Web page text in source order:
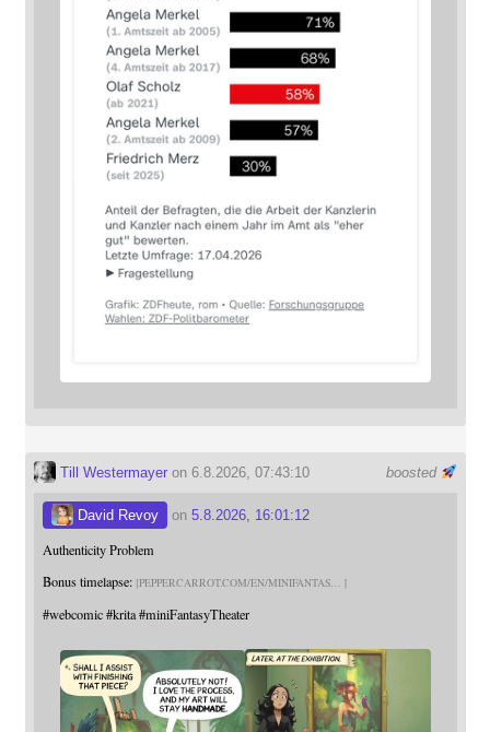
boosted
Till Westermayeron 6.8.2026, 07:43:10
David Revoy on 5.8.2026, 16:01:12
Authenticity Problem
Bonus timelapse: PEPPERCARROT.COM/EN/MINIFANTAS
#webcomic #krita #miniFantasyTheater